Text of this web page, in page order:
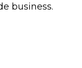
business.